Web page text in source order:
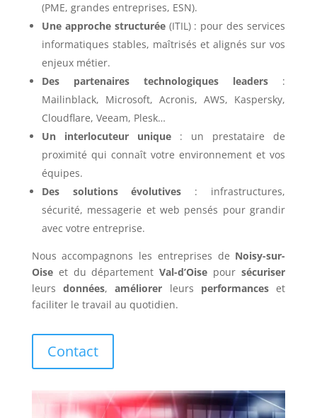
(PME, grandes entreprises, ESN).
Une approche structurée(ITIL) : pour des services
informatiques stables, maîtrisés et alignés sur vos
enjeux métier.
Des partenaires technologiques leaders :
Mailinblack, Microsoft, Acronis, AWS, Kaspersky,
Cloudflare, Veeam, Plesk…
Un interlocuteur unique: un prestataire de
proximité qui connaît votre environnement et vos
équipes.
Des solutions évolutives : infrastructures,
sécurité, messagerie et web pensés pour grandir
avec votre entreprise.
Nous accompagnons les entreprises de Noisy-sur-
Oiseet du départementVal-d’Oise poursécuriser
leursdonnées,améliorer leurs performanceset
faciliter le travail au quotidien.
Contact